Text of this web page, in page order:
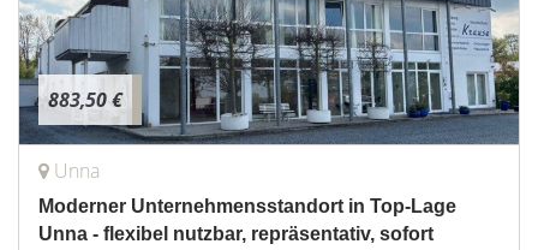
883,50 €
Unna
Moderner Unternehmensstandort in Top-Lage
Unna - flexibel nutzbar, repräsentativ, sofort